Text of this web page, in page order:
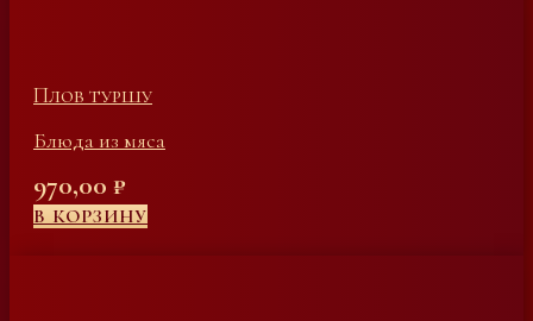
Плов туршу
Блюда из мяса
970,00 ₽
В КОРЗИНУ